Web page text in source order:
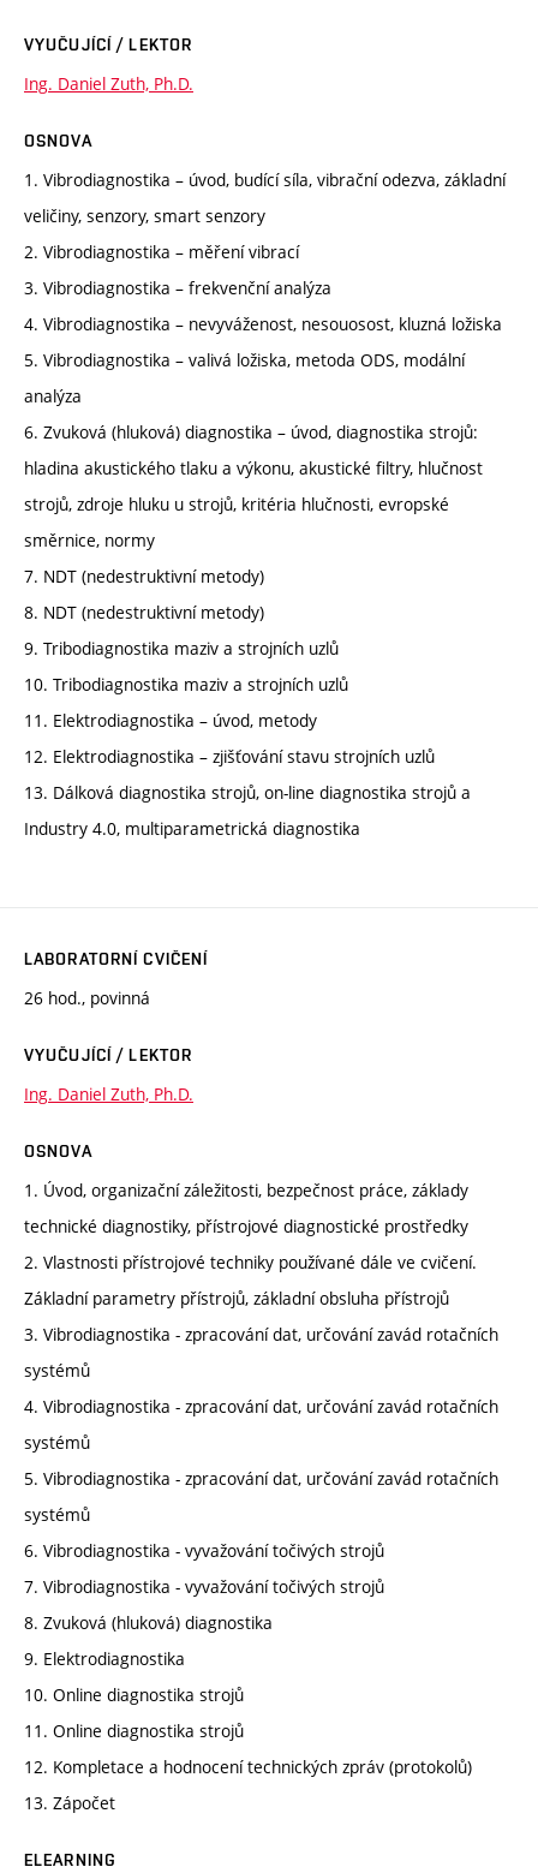
VYUČUJÍCÍ / LEKTOR
Ing. Daniel Zuth, Ph.D.
OSNOVA
1. Vibrodiagnostika – úvod, budící síla, vibrační odezva, základní
veličiny, senzory, smart senzory
2. Vibrodiagnostika – měření vibrací
3. Vibrodiagnostika – frekvenční analýza
4. Vibrodiagnostika – nevyváženost, nesouosost, kluzná ložiska
5. Vibrodiagnostika – valivá ložiska, metoda ODS, modální
analýza
6. Zvuková (hluková) diagnostika – úvod, diagnostika strojů:
hladina akustického tlaku a výkonu, akustické filtry, hlučnost
strojů, zdroje hluku u strojů, kritéria hlučnosti, evropské
směrnice, normy
7. NDT (nedestruktivní metody)
8. NDT (nedestruktivní metody)
9. Tribodiagnostika maziv a strojních uzlů
10. Tribodiagnostika maziv a strojních uzlů
11. Elektrodiagnostika – úvod, metody
12. Elektrodiagnostika – zjišťování stavu strojních uzlů
13. Dálková diagnostika strojů, on-line diagnostika strojů a
Industry 4.0, multiparametrická diagnostika
LABORATORNÍ CVIČENÍ
26 hod., povinná
VYUČUJÍCÍ / LEKTOR
Ing. Daniel Zuth, Ph.D.
OSNOVA
1. Úvod, organizační záležitosti, bezpečnost práce, základy
technické diagnostiky, přístrojové diagnostické prostředky
2. Vlastnosti přístrojové techniky používané dále ve cvičení.
Základní parametry přístrojů, základní obsluha přístrojů
3. Vibrodiagnostika - zpracování dat, určování zavád rotačních
systémů
4. Vibrodiagnostika - zpracování dat, určování zavád rotačních
systémů
5. Vibrodiagnostika - zpracování dat, určování zavád rotačních
systémů
6. Vibrodiagnostika - vyvažování točivých strojů
7. Vibrodiagnostika - vyvažování točivých strojů
8. Zvuková (hluková) diagnostika
9. Elektrodiagnostika
10. Online diagnostika strojů
11. Online diagnostika strojů
12. Kompletace a hodnocení technických zpráv (protokolů)
13. Zápočet
ELEARNING